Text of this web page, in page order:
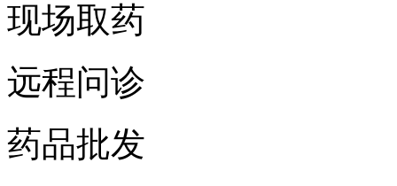
现场取药
远程问诊
药品批发